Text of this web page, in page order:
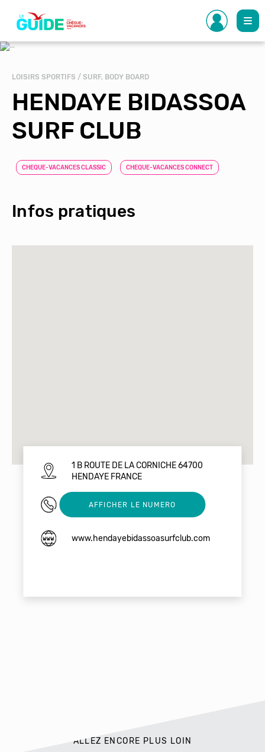
contenu
principal
LOISIRS SPORTIFS / SURF, BODY BOARD
HENDAYE BIDASSOA
SURF CLUB
CHEQUE-VACANCES CLASSIC CHEQUE-VACANCES CONNECT
Infos pratiques
1 B ROUTE DE LA CORNICHE 64700
HENDAYE FRANCE
05 59 48 32 80
AFFICHER LE NUMERO
www.hendayebidassoasurfclub.com
ALLEZ ENCORE PLUS LOIN